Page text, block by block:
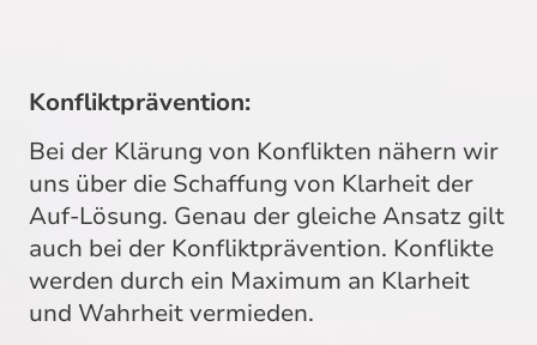
Konfliktprävention:
Bei der Klärung von Konflikten nähern wir
uns über die Schaffung von Klarheit der
Auf-Lösung. Genau der gleiche Ansatz gilt
auch bei der Konfliktprävention. Konflikte
werden durch ein Maximum an Klarheit
und Wahrheit vermieden.